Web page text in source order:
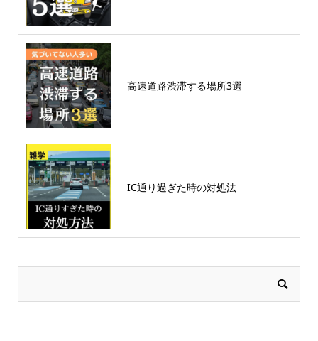
高速道路渋滞する場所3選
IC通り過ぎた時の対処法